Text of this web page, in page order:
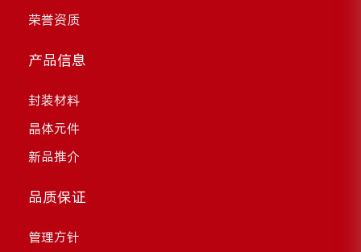
荣誉资质
产品信息
封装材料
晶体元件
新品推介
品质保证
管理方针